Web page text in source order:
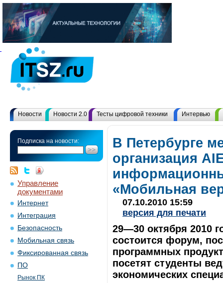
Новости Новости 2.0 Тесты цифровой техники Интервью
Подписка на новости:
Управление
документами
Интернет
Интеграция
Безопасность
Мобильная связь
Фиксированная связь
ПО
Рынок ПК
В Петербурге
организация
«Мобильная
07.10.2010 15:59
версия для печати
29—30 октября 2010
состоится форум,
программных
посетят студенты
экономических